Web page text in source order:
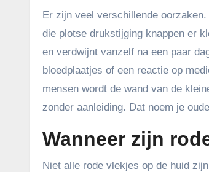
Er zijn veel verschillende
die plotse drukstijging knappen er
en verdwijnt vanzelf na een paar
bloedplaatjes of een reactie op
mensen wordt de wand van de
zonder aanleiding. Dat noem je
Wanneer zijn
Niet alle rode vlekjes op de huid